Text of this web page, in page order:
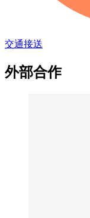
交通接送
外部合作